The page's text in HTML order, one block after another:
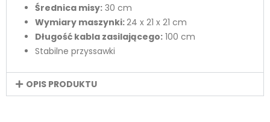
Średnica misy: 30 cm
Wymiary maszynki:24 x 21 x 21 cm
Długość kabla zasilającego: 100 cm
Stabilne przyssawki
OPIS PRODUKTU